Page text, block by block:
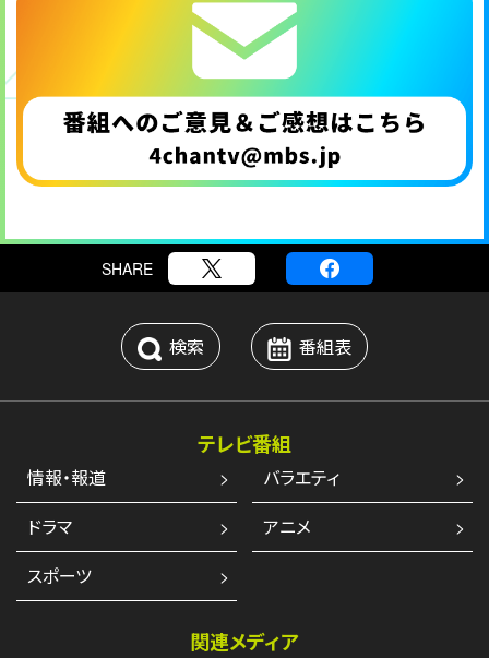
SHARE
検索 番組表
テレビ番組
情報・報道
バラエティ
ドラマ
アニメ
スポーツ
関連メディア